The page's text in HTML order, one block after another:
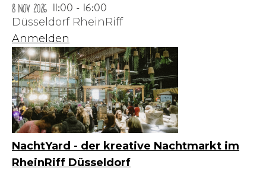
8 Nov 2026
11:00 - 16:00
Düsseldorf RheinRiff
Anmelden
NachtYard - der kreative Nachtmarkt im
RheinRiff Düsseldorf